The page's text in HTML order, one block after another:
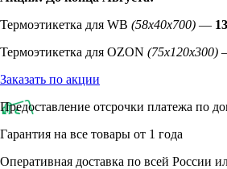
Термоэтикетка для WB (58х40х700) —
Термоэтикетка для OZON (75х120х300)
Заказать по акции
Предоставление отсрочки платежа по
Гарантия на все товары от 1 года
Оперативная доставка по всей России